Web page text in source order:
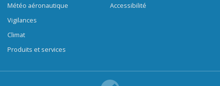
Météo aéronautique
Vigilances
Climat
Produits et services
Accessibilité